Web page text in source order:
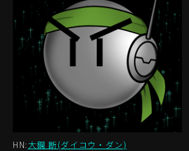
HN: 大鋼 断(ダイコウ・ダン)